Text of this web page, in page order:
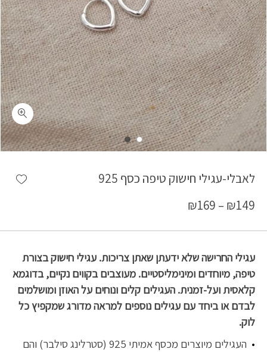
לאבלי-עגילי חישוק טיפה כסף 925
₪149
–
₪169
עגילי החרישה שלא ידעתן שאתן צריכות. עגילי חישוק בצורת
טיפה, מיוחדים ומינימליסטיים. מעוצבים בקווים נקיים, בדוגמא
קלאסית ועל-זמנית. העגילים קלים ונוחים על האוזן ומושלמים
לבדם או ביחד עם עגילים נוספים למראה מדורג שמקפיץ כל
לוק.
העגילים מיוצרים מכסף אמיתי 925 (סטרלינג סילבר) והם